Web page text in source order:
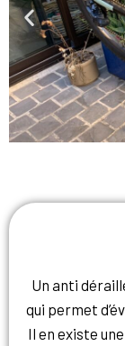
Un anti
qui permet
Il en existe